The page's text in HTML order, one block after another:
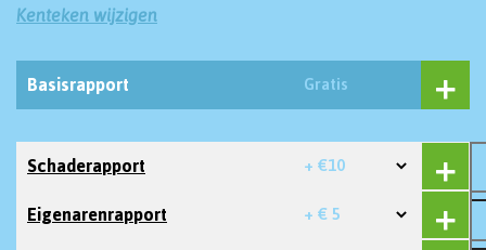
Kenteken wijzigen
Basisrapport Gratis
Schaderapport + €10
Eigenarenrapport + € 5